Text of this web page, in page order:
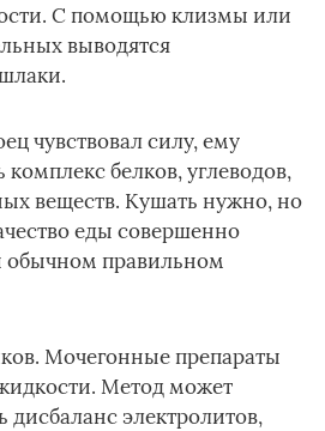
С помощью клизмы или
выводятся
чувствовал силу, ему
белков, углеводов,
веществ. Кушать нужно, но
еды совершенно
обычном правильном
Мочегонные препараты
Метод может
дисбаланс электролитов,